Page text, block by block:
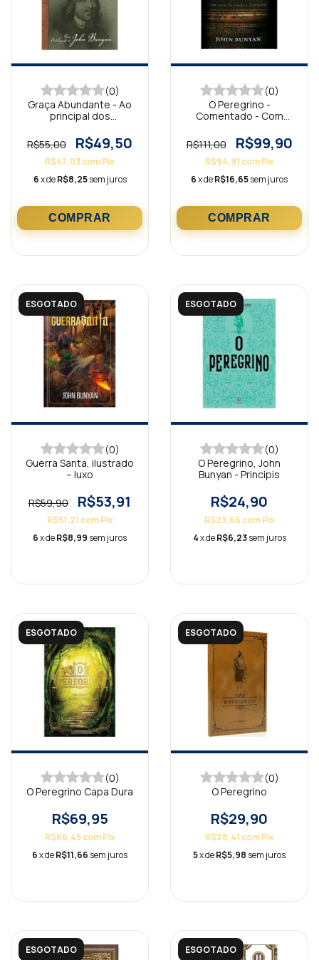
(0)
Graça Abundante - Ao
principal dos
R$55,00
R$49,50
R$47,03comPix
6x deR$8,25 sem juros
(0)
O Peregrino -
Comentado - Com
ilustrações
R$111,00 R$99,90
R$94,91 com Pix
6x deR$16,65sem juros
ESGOTADO
(0)
Guerra Santa, ilustrado
– luxo
R$59,90 R$53,91
R$51,21 com Pix
6x deR$8,99 sem juros
ESGOTADO
(0)
O Peregrino, John
Bunyan - Principis
R$24,90
R$23,66 com Pix
4x deR$6,23 sem juros
ESGOTADO
(0)
O Peregrino Capa Dura
R$69,95
R$66,45com Pix
6x deR$11,66 sem juros
ESGOTADO
(0)
O Peregrino
R$29,90
R$28,41 com Pix
5x deR$5,98 sem juros
ESGOTADO ESGOTADO